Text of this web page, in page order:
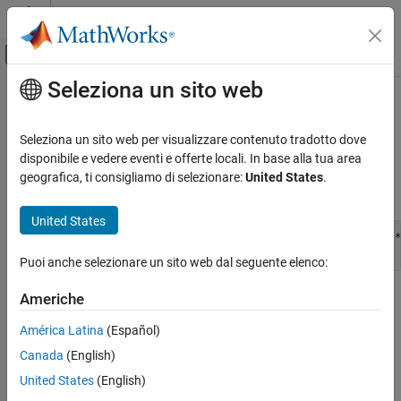
Vai al contenuto
Attiva/disattiva menu di navigazione
Pagina iniziale della documentazione
Block and Blockset Authoring
Author Block Algorithms
Author Blocks Using C MEX S-Functions
ON THIS PAGE
Syntax
Description
Contenuto principale
ssWriteRTWScalarParam
Write a scalar parameter to themodel .rtw file
int_T ssWriteRTWScalarParam(SimStruct *S,  const char_T
Arguments
S
SimStruct that represents an
Seleziona un sito web
Seleziona un sito web per visualizzare contenuto tradotto dove
disponibile e vedere eventi e offerte locali. In base alla tua area
geografica, ti consigliamo di selezionare:United States.
United States
Puoi anche selezionare un sito web dal seguente elenco:
Americhe
América Latina (Español)
Canada (English)
United States (English)